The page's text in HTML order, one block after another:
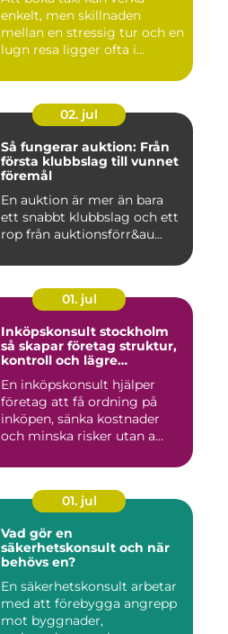
enkelt, men skillnaden
mellan en stressig tur och en
lugn resa ligger ofta i...
02. jul
Så fungerar auktion: Från
första klubbslag till vunnet
föremål
En auktion är mer än bara
ett snabbt klubbslag och ett
rop från auktionsförr&au...
01. jul
Inköpskonsult stockholm
så skapar företag struktur,
kontroll och lägre
En inköpskonsult hjälper
företag att få ordning på
inköpen, sänka kostnader
och minska risker utan a...
01. jul
Vad gör en
säkerhetskonsult och när
behövs en?
En säkerhetskonsult arbetar
med att förebygga angrepp
mot byggnader,